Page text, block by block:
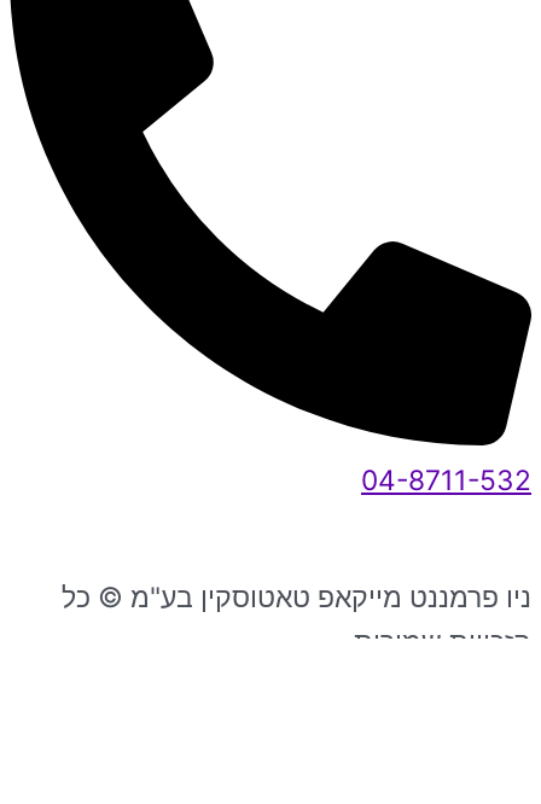
04-8711-532
ניו פרמננט מייקאפ טאטוסקין בע"מ © כל
הזכויות שמורות